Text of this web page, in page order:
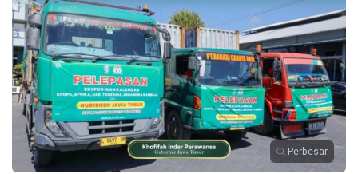
Perbesar